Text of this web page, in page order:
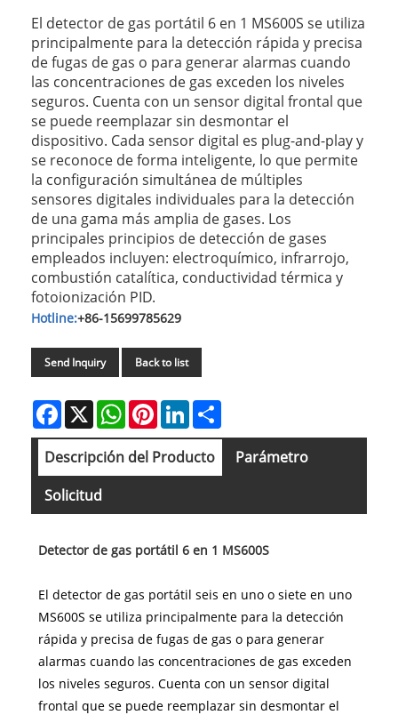
El detector de gas portátil 6 en 1 MS600S se utiliza
principalmente para la detección rápida y precisa
de fugas de gas o para generar alarmas cuando
las concentraciones de gas exceden los niveles
seguros. Cuenta con un sensor digital frontal que
se puede reemplazar sin desmontar el
dispositivo. Cada sensor digital es plug-and-play y
se reconoce de forma inteligente, lo que permite
la configuración simultánea de múltiples
sensores digitales individuales para la detección
de una gama más amplia de gases. Los
principales principios de detección de gases
empleados incluyen: electroquímico, infrarrojo,
combustión catalítica, conductividad térmica y
fotoionización PID.
Hotline:+86-15699785629
Send Inquiry Back to list
Facebook
X WhatsAppPinterestLinkedIn
Descripción del Producto
Parámetro
Solicitud
Detector de gas portátil 6 en 1 MS600S
El detector de gas portátil seis en uno o siete en uno
MS600S se utiliza principalmente para la detección
rápida y precisa de fugas de gas o para generar
alarmas cuando las concentraciones de gas exceden
los niveles seguros. Cuenta con un sensor digital
frontal que se puede reemplazar sin desmontar el